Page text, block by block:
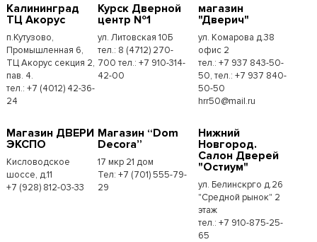
Калининград
ТЦ Акорус
п.Кутузово,
Промышленная 6,
ТЦ Акорус секция 2,
пав. 4.
тел.: +7 (4012) 42-36-
24
Курск Дверной
центр №1
ул. Литовская 10Б
тел.: 8 (4712) 270-
700 тел.: +7 910-314-
42-00
магазин
"Дверич"
ул. Комарова д.38
офис 2
тел.: +7 937 843-50-
50, тел.: +7 937 840-
50-50
hrr50@mail.ru
Магазин ДВЕРИ
ЭКСПО
Кисловодское
шоссе, д.11
+7 (928) 812-03-33
Магазин “Dom
Decora”
17 мкр 21 дом
Тел: +7 (701) 555-79-
29
Нижний
Новгород.
Салон Дверей
"Остиум"
ул. Белинскрго д.26
"Средной рынок" 2
этаж
тел.: +7 910-875-25-
65